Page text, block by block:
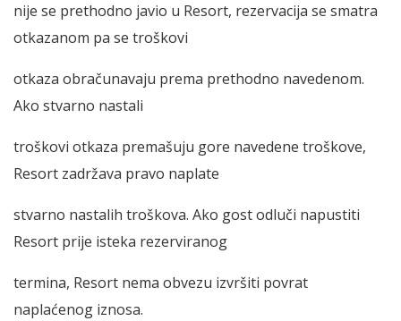
nije se prethodno javio u Resort, rezervacija se smatra
otkazanom pa se troškovi
otkaza obračunavaju prema prethodno navedenom.
Ako stvarno nastali
troškovi otkaza premašuju gore navedene troškove,
Resort zadržava pravo naplate
stvarno nastalih troškova. Ako gost odluči napustiti
Resort prije isteka rezerviranog
termina, Resort nema obvezu izvršiti povrat
naplaćenog iznosa.